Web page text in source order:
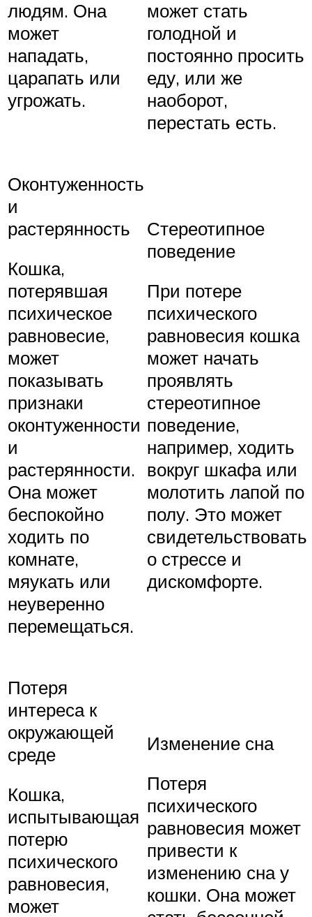
людям. Она
может
нападать,
царапать или
угрожать.
может стать
голодной и
постоянно просить
еду, или же
наоборот,
перестать есть.
Оконтуженность
и
растерянность
Кошка,
потерявшая
психическое
равновесие,
может
показывать
признаки
оконтуженности
и
растерянности.
Она может
беспокойно
ходить по
комнате,
мяукать или
неуверенно
перемещаться.
Стереотипное
поведение
При потере
психического
равновесия кошка
может начать
проявлять
стереотипное
поведение,
например, ходить
вокруг шкафа или
молотить лапой по
полу. Это может
свидетельствовать
о стрессе и
дискомфорте.
Потеря
интереса к
окружающей
среде
Кошка,
испытывающая
потерю
психического
равновесия,
может
Изменение сна
Потеря
психического
равновесия может
привести к
изменению сна у
кошки. Она может